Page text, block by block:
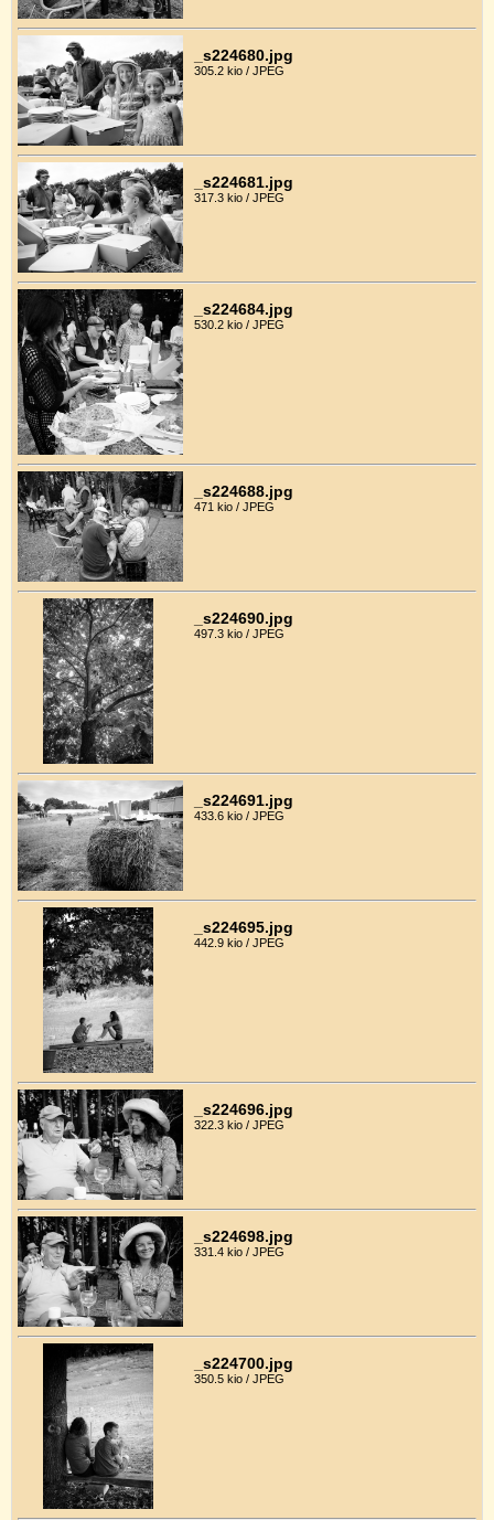
_s224680.jpg
305.2 kio / JPEG
_s224681.jpg
317.3 kio / JPEG
_s224684.jpg
530.2 kio / JPEG
_s224688.jpg
471 kio / JPEG
_s224690.jpg
497.3 kio / JPEG
_s224691.jpg
433.6 kio / JPEG
_s224695.jpg
442.9 kio / JPEG
_s224696.jpg
322.3 kio / JPEG
_s224698.jpg
331.4 kio / JPEG
_s224700.jpg
350.5 kio / JPEG